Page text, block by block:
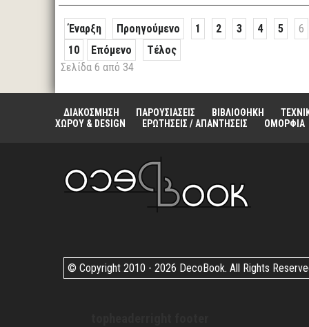
Έναρξη Προηγούμενο 1 2 3 4 5
6
10
Επόμενο
Τέλος
Σελίδα 6 από 34
ΔΙΑΚΟΣΜΗΣΗ ΠΑΡΟΥΣΙΑΣΕΙΣ ΒΙΒΛΙΟΘΗΚΗ
ΧΩΡΟΥ & DESIGN
ΕΡΩΤΗΣΕΙΣ / ΑΠΑΝΤΗΣΕΙΣ ΟΜΟΡΦΙΑ
© Copyright 2010 - 2026 DecoBook. All Rights